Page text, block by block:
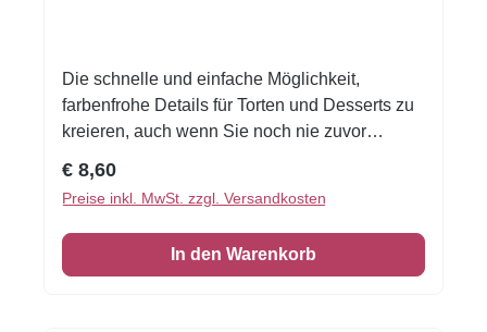
Die schnelle und einfache Möglichkeit,
farbenfrohe Details für Torten und Desserts zu
kreieren, auch wenn Sie noch nie zuvor
schneiden oder stanzen Sie jede beliebige
Form - keine Vorbereitung. Fondantfolie hat
einen leichten, süßen Geschmack. Auch das
Einschlagen von Keksen oder Kuchen ist
Regulärer Preis:
€ 8,60
Preise inkl. MwSt. zzgl. Versandkosten
In den Warenkorb